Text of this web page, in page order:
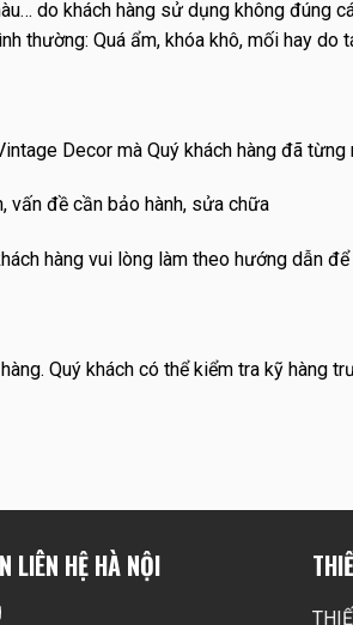
do khách hàng sử dụng không đúng
thường: Quá ẩm, khóa khô, mối hay
Decor mà Quý khách hàng đã
vấn đề cần bảo hành, sửa chữa
hàng vui lòng làm theo hướng dẫn
Quý khách có thể kiểm tra kỹ hàng
LIÊN HỆ HÀ NỘI